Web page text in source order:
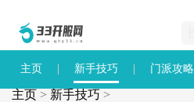
主页 新手技巧 门派攻略
主页 > 新手技巧 >